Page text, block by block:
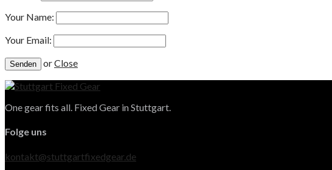
Your Name:
Your Email:
orClose
One gear fits all. Fixed Gear in Stuttgart.
Folge uns
kontakt@stuttgartfixedgear.de